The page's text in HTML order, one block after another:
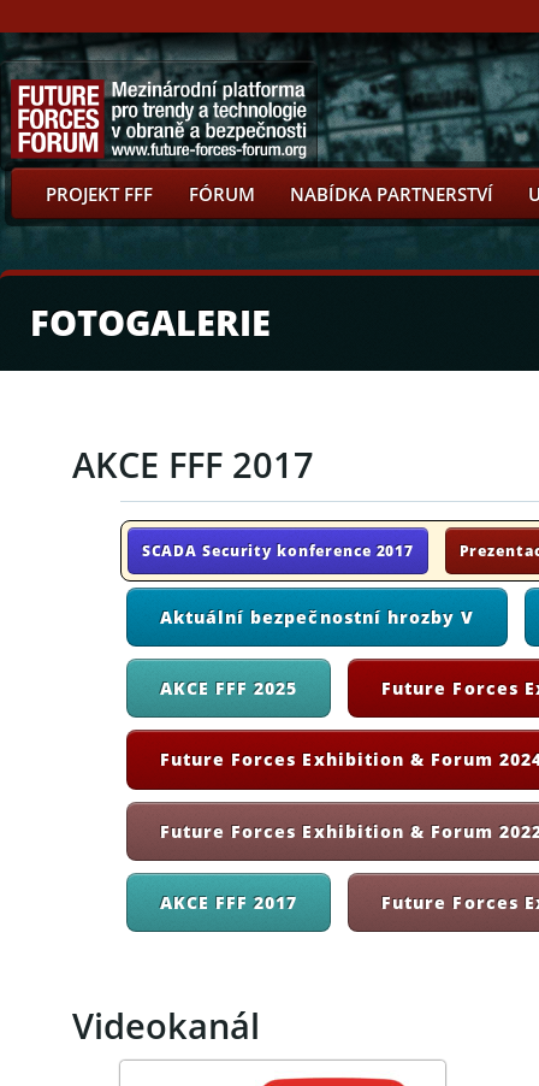
PROJEKT FFF FÓRUM NABÍDKA PARTNERSTVÍ
FOTOGALERIE
AKCE FFF 2017
SCADA Security konference 2017
Aktuální bezpečnostní hrozby V
AKCE FFF 2025 Future Forces
Future Forces Exhibition & Forum
Future Forces Exhibition & Forum
AKCE FFF 2017 Future Forces
Videokanál